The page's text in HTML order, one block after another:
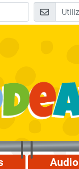
Audio